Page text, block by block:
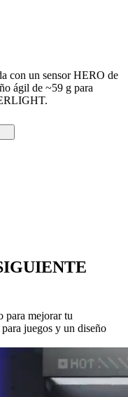
con un sensor HERO de
ágil de ~59 g para
mejorar tu
juegos y un diseño